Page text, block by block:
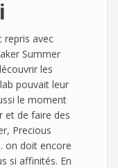
repris avec
Summer
les
pouvait leur
le moment
et de faire des
Precious
on doit encore
si affinités. En